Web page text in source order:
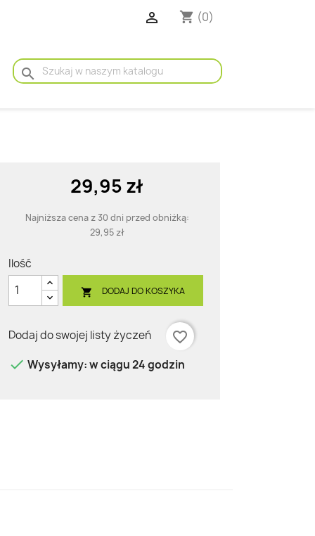
 shopping_cart (0)
search
29,95 zł
Najniższa cena z 30 dni przed obniżką:
29,95 zł
Ilość
 DODAJ DO KOSZYKA
Dodaj do swojej listy życzeń
favorite_border
 Wysyłamy: w ciągu 24 godzin